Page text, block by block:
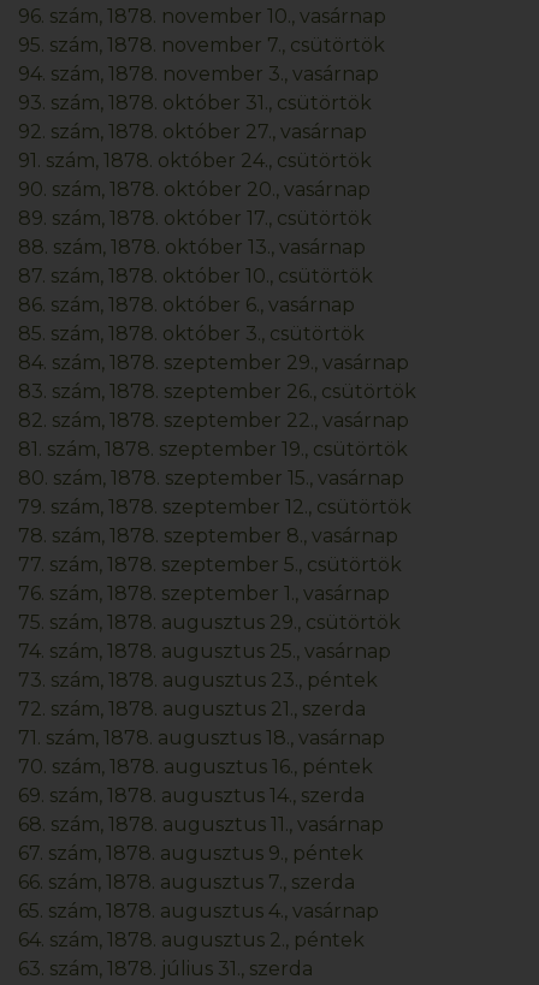
96. szám, 1878. november 10., vasárnap
95. szám, 1878. november 7., csütörtök
94. szám, 1878. november 3., vasárnap
93. szám, 1878. október 31., csütörtök
92. szám, 1878. október 27., vasárnap
91. szám, 1878. október 24., csütörtök
90. szám, 1878. október 20., vasárnap
89. szám, 1878. október 17., csütörtök
88. szám, 1878. október 13., vasárnap
87. szám, 1878. október 10., csütörtök
86. szám, 1878. október 6., vasárnap
85. szám, 1878. október 3., csütörtök
84. szám, 1878. szeptember 29., vasárnap
83. szám, 1878. szeptember 26., csütörtök
82. szám, 1878. szeptember 22., vasárnap
81. szám, 1878. szeptember 19., csütörtök
80. szám, 1878. szeptember 15., vasárnap
79. szám, 1878. szeptember 12., csütörtök
78. szám, 1878. szeptember 8., vasárnap
77. szám, 1878. szeptember 5., csütörtök
76. szám, 1878. szeptember 1., vasárnap
75. szám, 1878. augusztus 29., csütörtök
74. szám, 1878. augusztus 25., vasárnap
73. szám, 1878. augusztus 23., péntek
72. szám, 1878. augusztus 21., szerda
71. szám, 1878. augusztus 18., vasárnap
70. szám, 1878. augusztus 16., péntek
69. szám, 1878. augusztus 14., szerda
68. szám, 1878. augusztus 11., vasárnap
67. szám, 1878. augusztus 9., péntek
66. szám, 1878. augusztus 7., szerda
65. szám, 1878. augusztus 4., vasárnap
64. szám, 1878. augusztus 2., péntek
63. szám, 1878. július 31., szerda